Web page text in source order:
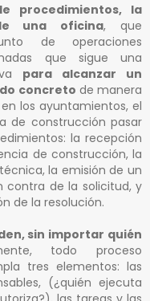
procedimientos, la
una oficina, que
de operaciones
que sigue una
para alcanzar un
concreto de manera
los ayuntamientos, el
de construcción pasar
la recepción
de construcción, la
la emisión de un
de la solicitud, y
de la resolución.
sin importar quién
todo proceso
tres elementos: las
(¿quién ejecuta